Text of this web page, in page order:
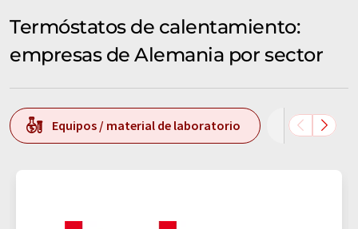
Termóstatos de calentamiento:
empresas de Alemania por sector
Equipos / material de laboratorio